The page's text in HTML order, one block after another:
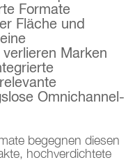
Formate
Fläche und
Marken
Omnichannel-
begegnen diesen
hochverdichtete